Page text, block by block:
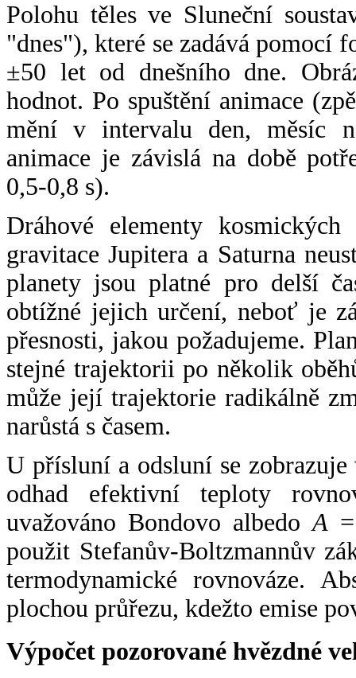
Polohu těles ve Sluneční
"dnes"), které se zadává pomocí
±50 let od dnešního dne.
hodnot. Po spuštění animace
mění v intervalu den, měsíc
animace je závislá na době
0,5-0,8 s).
Dráhové elementy
gravitace Jupitera a Saturna
planety jsou platné pro delší
obtížné jejich určení, neboť je
přesnosti, jakou požadujeme.
stejné trajektorii po několik
může její trajektorie radikálně
narůstá s časem.
U přísluní a odsluní se
odhad efektivní teploty
uvažováno Bondovo albedoA
použit Stefanův-Boltzmannův
termodynamické rovnováze.
plochou průřezu, kdežto emise
Výpočet pozorované hvězdné